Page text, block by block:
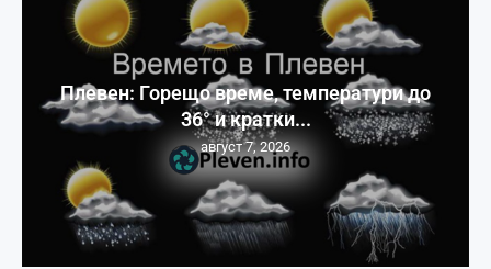
Плевен: Горещо време, температури до
36° и кратки...
август 7, 2026